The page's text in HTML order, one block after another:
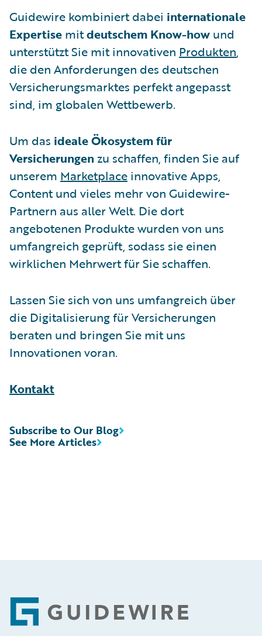
Guidewire kombiniert dabei internationale
Expertise mitdeutschem Know-how und
unterstützt Sie mit innovativen Produkten,
die den Anforderungen des deutschen
Versicherungsmarktes perfekt angepasst
sind, im globalen Wettbewerb.
Um das ideale Ökosystem für
Versicherungenzu schaffen, finden Sie auf
unserem Marketplace innovative Apps,
Content und vieles mehr von Guidewire-
Partnern aus aller Welt. Die dort
angebotenen Produkte wurden von uns
umfangreich geprüft, sodass sie einen
wirklichen Mehrwert für Sie schaffen.
Lassen Sie sich von uns umfangreich über
die Digitalisierung für Versicherungen
beraten und bringen Sie mit uns
Innovationen voran.
Kontakt
See More Articles
Subscribe to Our Blog
Footer